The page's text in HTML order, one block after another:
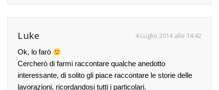
Luke 4 Luglio 2014 alle 14:42
Ok, lo farò
Cercherò di farmi raccontare qualche anedotto
interessante, di solito gli piace raccontare le storie delle
lavorazioni, ricordandosi tutti i particolari.